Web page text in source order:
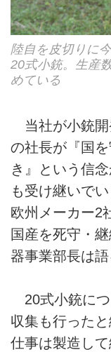
陸自を皮切りに
20式小銃。生産
めている
当社が小銃開
の社長が『国
き』という信
も受け継いで
欧州メーカー2
国産を死守・
器事業部長は語
20式小銃につ
収集も行った
仕事は製造し